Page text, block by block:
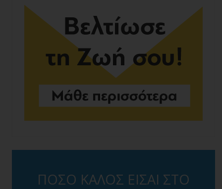
ΠΟΣΟ ΚΑΛΟΣ ΕΙΣΑΙ ΣΤΟ